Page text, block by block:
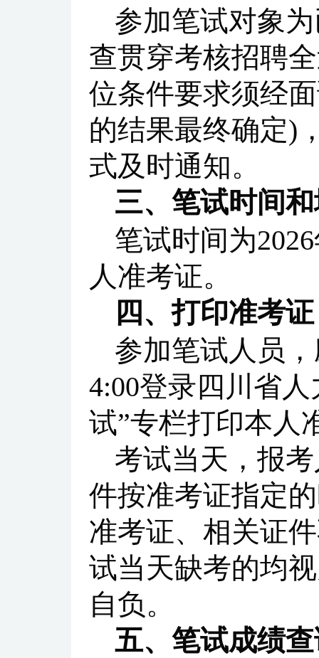
参加笔试对象
查贯穿考核招聘
位条件要求须经
的结果最终确定)
式及时通知。
三、笔试时间
笔试时间为
人准考证。
四、打印准考证
参加笔试人员，
4:00登录四川省
试”专栏打印本人
考试当天，报
件按准考证指定
准考证、相关证
试当天缺考的均
自负。
五、笔试成绩